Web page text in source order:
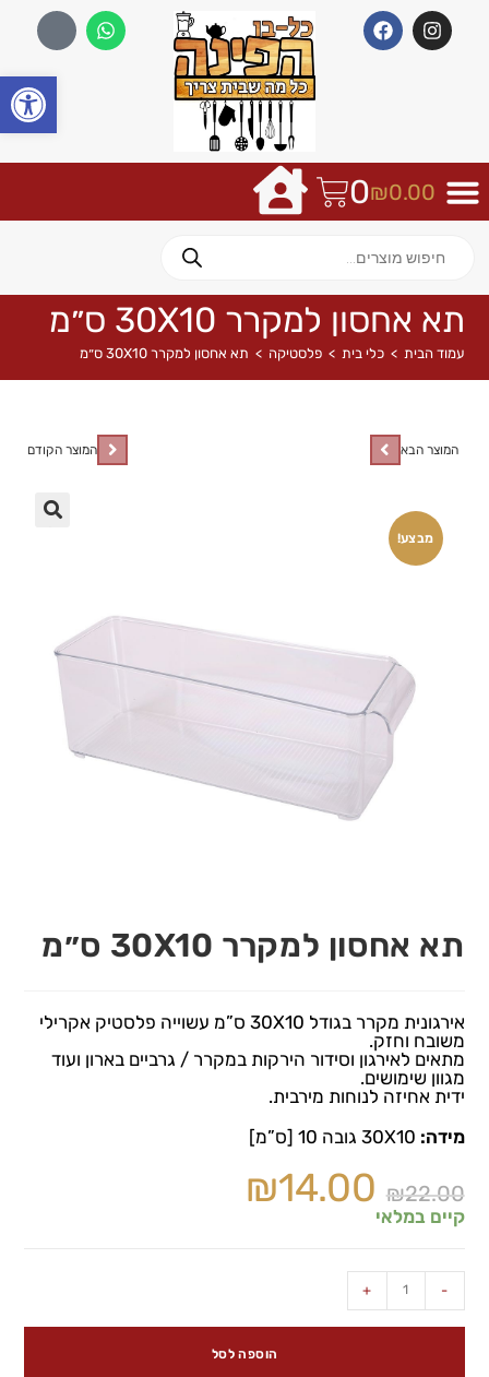
₪0.00
0
תא אחסון למקרר 30X10 ס״מ
עמוד הבית > כלי בית > פלסטיקה > תא אחסון למקרר 30X10 ס״מ
מבצע!
המוצר הקודם המוצר הבא
תא אחסון למקרר 30X10 ס״מ
אירגונית מקרר בגודל 30X10 ס”מ עשוייה פלסטיק אקרילי
משובח וחזק.
מתאים לאירגון וסידור הירקות במקרר / גרביים בארון ועוד
מגוון שימושים.
ידית אחיזה לנוחות מירבית.
מידה: 30X10 גובה 10 [ס”מ]
₪22.00
₪14.00
קיים במלאי
-
+
הוספה לסל